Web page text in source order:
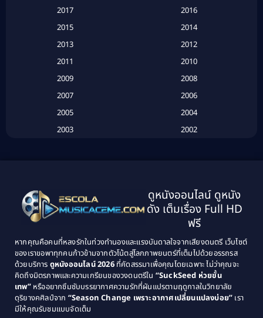
(134)
Classic หนังคลาสสิก(21)
Classic หนังคลาสสิก(25)
Comedy ตลก(46)
Comedy ตลก(515)
2017
2016
2015
2014
2013
2012
2011
2010
2009
2008
2007
2006
2005
2004
2003
2002
1995
1994
1993
1992
1989
1988
1987
1986
1985
1984
1983
1982
ดูหนังออนไลน์ ดูหนัง
ดัง เต็มเรื่อง Full HD
ฟรี
หากคุณคือคนที่หลงรักในท่วงทำนองและแรงบันดาลใจจากเสียงดนตรี เว็บไซต์
ของเราขอพาทุกคนก้าวข้ามจากตัวโน้ตสู่โลกภาพยนตร์ที่เต็มไปด้วยอรรถรส
ด้วยบริการ ดูหนังออนไลน์ 2026ที่คัดสรรมาเพื่อคุณโดยเฉพาะ ไม่ว่าคุณจะ
คิดถึงมิตรภาพและความเกรียนของวงดนตรีใน “SuckSeed ห่วยขั้น
เทพ”หรืออยากซึมซับบรรยากาศความรักที่ผันแปรตามฤดูกาลในวิทยาลัย
ดุริยางคศิลป์จาก “Season Change เพราะอากาศเปลี่ยนแปลงบ่อย” เรา
มีให้คุณรับชมแบบจัดเต็ม